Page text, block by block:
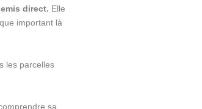
direct. Elle
important là
les parcelles
sa